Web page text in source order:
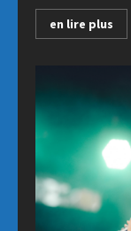
en lire plus